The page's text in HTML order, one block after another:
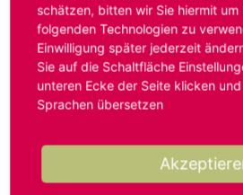
Anmelden
Benutzername oder E-Mail-Adresse*
Passwort*
schätzen, bitten wir Sie hiermit um
folgenden Technologien zu
Einwilligung später jederzeit
Sie auf die Schaltfläche
unteren Ecke der Seite klicken
Sprachen übersetzen